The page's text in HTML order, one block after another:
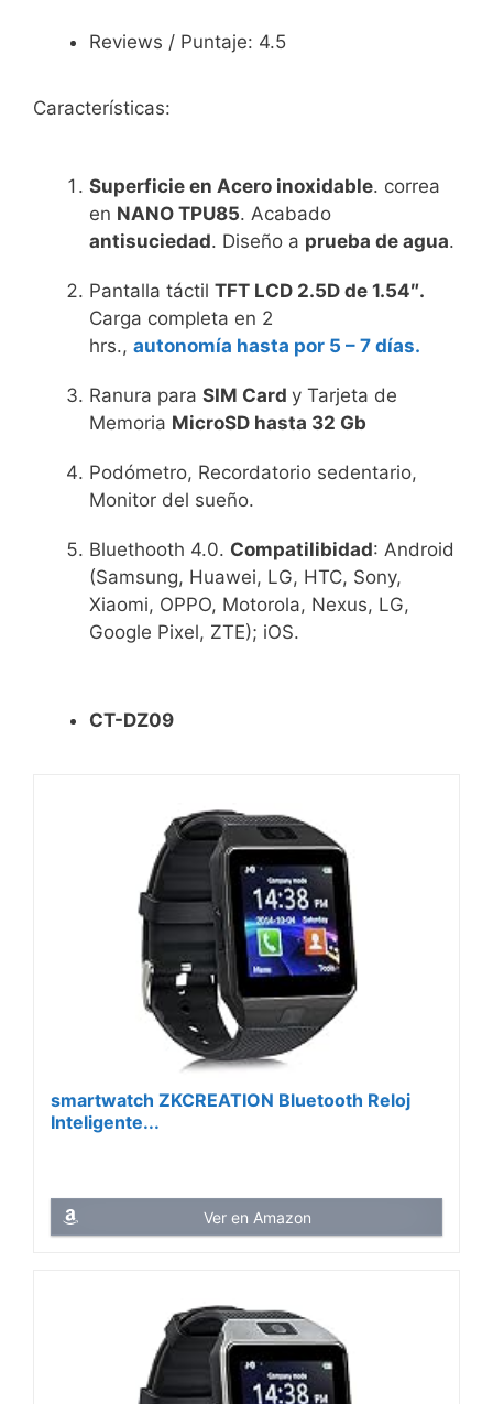
Reviews / Puntaje: 4.5
Características:
Superficie en Acero inoxidable. correa
en NANO TPU85. Acabado
antisuciedad. Diseño a prueba de agua.
Pantalla táctil TFT LCD 2.5D de 1.54″.
Carga completa en 2
hrs., autonomía hasta por 5 – 7 días.
Ranura para SIM Card y Tarjeta de
Memoria MicroSD hasta 32 Gb
Podómetro, Recordatorio sedentario,
Monitor del sueño.
Bluethooth 4.0. Compatilibidad: Android
(Samsung, Huawei, LG, HTC, Sony,
Xiaomi, OPPO, Motorola, Nexus, LG,
Google Pixel, ZTE); iOS.
CT-DZ09
smartwatch ZKCREATION Bluetooth Reloj
Inteligente...
Ver en Amazon